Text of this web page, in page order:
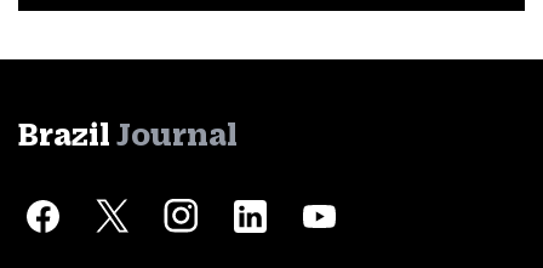
Brazil Journal